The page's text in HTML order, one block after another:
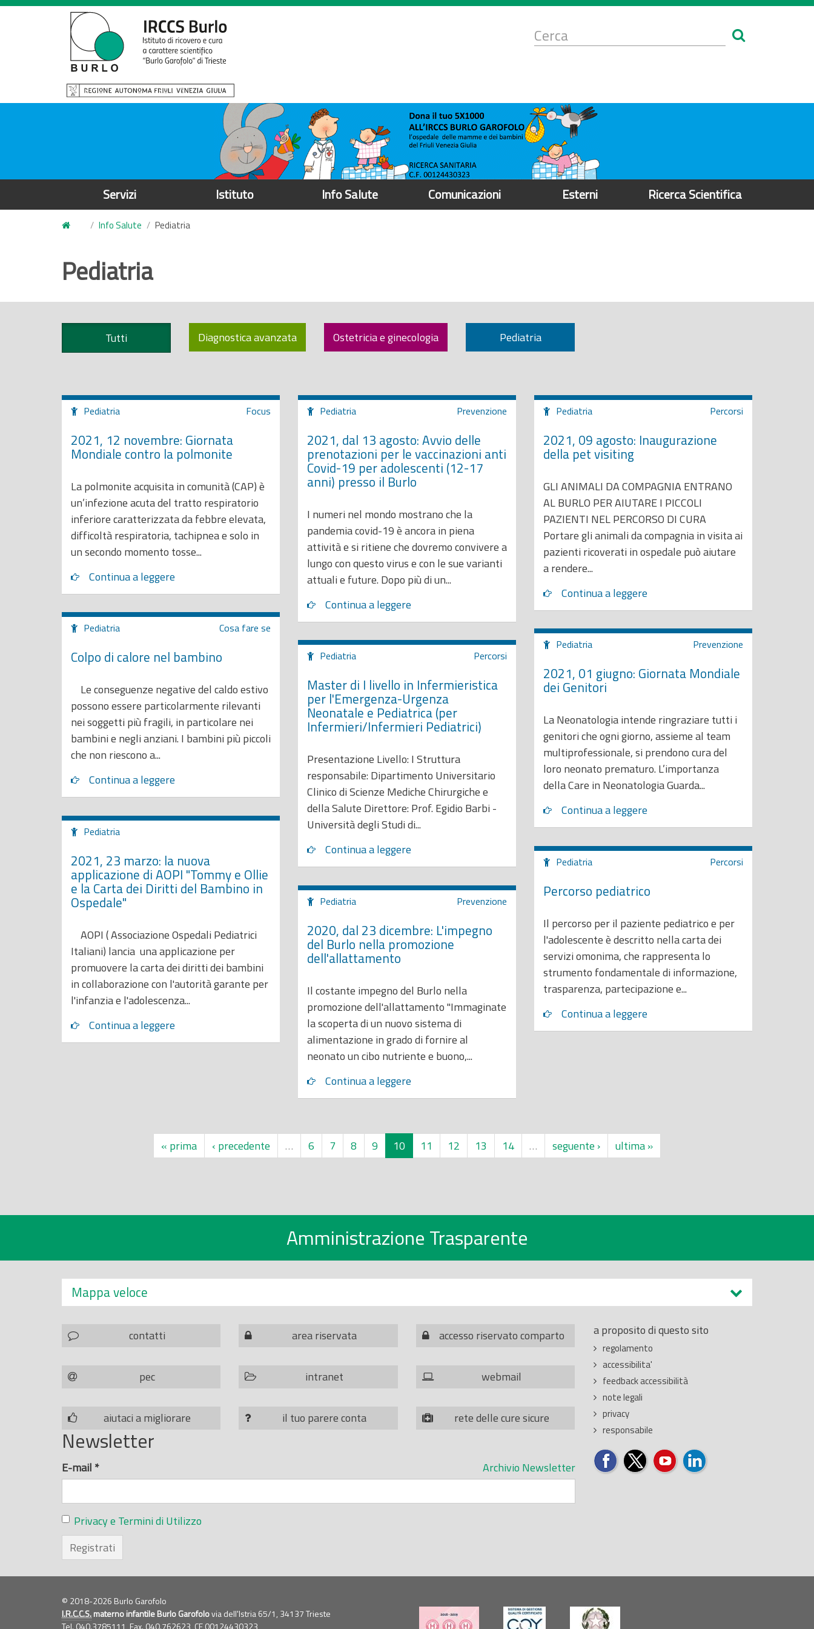
S
l
i
Form
di
Servizi Istituto Info Salute Comunicazioni Esterni Ricerca Scientifica
Info Salute Pediatria
Pediatria
Tutti Diagnostica avanzata Ostetricia e ginecologia Pediatria
Pediatria Focus
2021, 12 novembre: Giornata
Mondiale contro la polmonite
La polmonite acquisita in comunità (CAP) è
un’infezione acuta del tratto respiratorio
inferiore caratterizzata da febbre elevata,
difficoltà respiratoria, tachipnea e solo in
un secondo momento tosse...
Continua a leggere
Pediatria Prevenzione
2021, dal 13 agosto: Avvio delle
prenotazioni per le vaccinazioni anti
Covid-19 per adolescenti (12-17
anni) presso il Burlo
I numeri nel mondo mostrano che la
pandemia covid-19 è ancora in piena
attività e si ritiene che dovremo convivere a
lungo con questo virus e con le sue varianti
attuali e future. Dopo più di un...
Continua a leggere
Pediatria Percorsi
2021, 09 agosto: Inaugurazione
della pet visiting
GLI ANIMALI DA COMPAGNIA ENTRANO
AL BURLO PER AIUTARE I PICCOLI
PAZIENTI NEL PERCORSO DI CURA
Portare gli animali da compagnia in visita ai
pazienti ricoverati in ospedale può aiutare
a rendere...
Continua a leggere
Pediatria Cosa fare se
Colpo di calore nel bambino
Le conseguenze negative del caldo estivo
possono essere particolarmente rilevanti
nei soggetti più fragili, in particolare nei
bambini e negli anziani. I bambini più piccoli
che non riescono a...
Continua a leggere
Pediatria Prevenzione
2021, 01 giugno: Giornata Mondiale
dei Genitori
La Neonatologia intende ringraziare tutti i
genitori che ogni giorno, assieme al team
multiprofessionale, si prendono cura del
loro neonato prematuro. L’importanza
della Care in Neonatologia Guarda...
Continua a leggere
Pediatria Percorsi
Master di I livello in Infermieristica
per l'Emergenza-Urgenza
Neonatale e Pediatrica (per
Infermieri/Infermieri Pediatrici)
Presentazione Livello: I Struttura
responsabile: Dipartimento Universitario
Clinico di Scienze Mediche Chirurgiche e
della Salute Direttore: Prof. Egidio Barbi -
Università degli Studi di...
Continua a leggere
Pediatria
2021, 23 marzo: la nuova
applicazione di AOPI "Tommy e Ollie
e la Carta dei Diritti del Bambino in
Ospedale"
AOPI ( Associazione Ospedali Pediatrici
Italiani) lancia una applicazione per
promuovere la carta dei diritti dei bambini
in collaborazione con l'autorità garante per
l'infanzia e l'adolescenza...
Continua a leggere
Pediatria Percorsi
Percorso pediatrico
Il percorso per il paziente pediatrico e per
l'adolescente è descritto nella carta dei
servizi omonima, che rappresenta lo
strumento fondamentale di informazione,
trasparenza, partecipazione e...
Continua a leggere
Pediatria Prevenzione
2020, dal 23 dicembre: L'impegno
del Burlo nella promozione
dell'allattamento
Il costante impegno del Burlo nella
promozione dell'allattamento "Immaginate
la scoperta di un nuovo sistema di
alimentazione in grado di fornire al
neonato un cibo nutriente e buono,...
Continua a leggere
« prima ‹ precedente … 6 7 8 9 10 11 12 13 14 … seguente › ultima »
Amministrazione Trasparente
Mappa veloce
contatti area riservata accesso riservato comparto
pec intranet webmail
aiutaci a migliorare il tuo parere conta rete delle cure sicure
a proposito di questo sito
regolamento
accessibilita'
feedback accessibilità
note legali
privacy
responsabile
Newsletter
Archivio Newsletter
E-mail *
Privacy e Termini di Utilizzo
Registrati
© 2018-2026 Burlo Garofolo
I.R.C.C.S.materno infantile Burlo Garofolovia dell'Istria 65/1, 34137 Trieste
Tel. 040.3785111, Fax. 040.762623, CF00124430323,